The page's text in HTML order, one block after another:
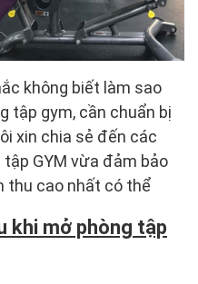
không biết làm sao
tập gym, cần chuẩn bị
xin chia sẻ đến các
GYM vừa đảm bảo
thu cao nhất có thể
khi mở phòng tập